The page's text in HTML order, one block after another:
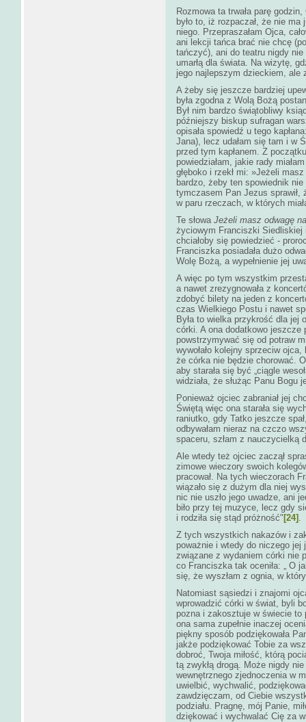
Rozmowa ta trwała parę
było to, iż rozpaczał, że nie
niego. Przepraszałam Ojca,
ani lekcji tańca brać nie chcę
tańczyć), ani do teatru nigdy nie
umarłą dla świata. Na wizytę,
jego najlepszym dzieckiem,
A żeby się jeszcze bardziej
była zgodna z Wolą Bożą
Był nim bardzo świątobliwy
późniejszy biskup sufragan
opisała spowiedź u tego
Jana), lecz udałam się tam i w
przed tym kapłanem. Z
powiedziałam, jakie rady
głęboko i rzekł mi: »Jeżeli
bardzo, żeby ten spowiednik
tymczasem Pan Jezus sprawił,
w paru rzeczach, w których
Te słowa Jeżeli masz odwagę
życiowym Franciszki Siedliskiej
chciałoby się powiedzieć -
Franciszka posiadała dużo
Wolę Bożą, a wypełnienie jej
A więc po tym wszystkim
a nawet zrezygnowała z
zdobyć bilety na jeden z
czas Wielkiego Postu i nawet
Była to wielka przykrość dla jej
córki. A ona dodatkowo jeszcze
powstrzymywać się od potraw
wywołało kolejny sprzeciw
że córka nie będzie chorować.
aby starała się być „ciągle
widziała, że służąc Panu Bogu
Ponieważ ojciec zabraniał jej
Świętą więc ona starała się
raniutko, gdy Tatko jeszcze
odbywałam nieraz na czczo
spaceru, szłam z nauczycielką
Ale wtedy też ojciec zaczął
zimowe wieczory swoich
pracował. Na tych wieczorach
wiązało się z dużym dla niej
nic nie uszło jego uwadze, ani
biło przy tej muzyce, lecz gdy
i rodziła się stąd próżność" [24] .
Z tych wszystkich nakazów i
poważnie i wtedy do niczego
związane z wydaniem córki nie
co Franciszka tak oceniła: „ O
się, że wyszłam z ognia, w
Natomiast sąsiedzi i znajomi
wprowadzić córki w świat, byli
pozna i zakosztuje w świecie to
ona sama zupełnie inaczej
piękny sposób podziękowała
jakże podziękować Tobie za
dobroć, Twoja miłość, którą
tą zwykłą drogą. Może nigdy
wewnętrznego zjednoczenia w
uwielbić, wychwalić,
zawdzięczam, od Ciebie
podziału. Pragnę, mój Panie,
dziękować i wychwalać Cię za